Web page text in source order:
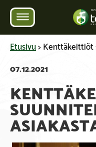
Etusivu>Kenttäkeittiöt
07.12.2021